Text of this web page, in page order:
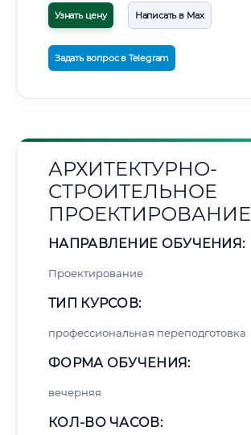
Узнать цену Написать в Max
Задать вопрос в Telegram
АРХИТЕКТУРНО-
СТРОИТЕЛЬНОЕ
ПРОЕКТИРОВАНИЕ
НАПРАВЛЕНИЕ ОБУЧЕНИЯ:
Проектирование
ТИП КУРСОВ:
профессиональная переподготовка
ФОРМА ОБУЧЕНИЯ:
вечерняя
КОЛ-ВО ЧАСОВ: